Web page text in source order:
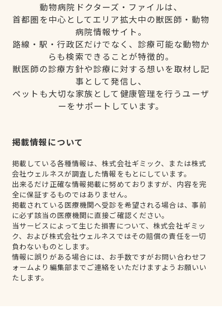
動物病院ドクターズ・ファイルは、
首都圏を中心としてエリア拡大中の獣医師・動物
病院情報サイト。
路線・駅・行政区だけでなく、診療可能な動物か
らも検索できることが特徴的。
獣医師の診療方針や診療に対する想いを取材し記
事として発信し、
ペットも大切な家族として健康管理を行うユーザ
ーをサポートしています。
掲載情報について
掲載している各種情報は、株式会社ギミック、または株式
会社ウェルネスが調査した情報をもとにしています。
出来るだけ正確な情報掲載に努めておりますが、内容を完
全に保証するものではありません。
掲載されている医療機関へ受診を希望される場合は、事前
に必ず該当の医療機関に直接ご確認ください。
当サービスによって生じた損害について、株式会社ギミッ
ク、および株式会社ウェルネスではその賠償の責任を一切
負わないものとします。
情報に誤りがある場合には、お手数ですがお問い合わせフ
ォームより編集部までご連絡をいただけますようお願いい
たします。